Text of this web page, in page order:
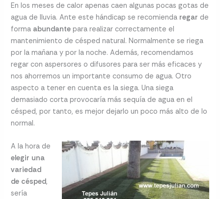
En los meses de calor apenas caen algunas pocas gotas de
agua de lluvia. Ante este hándicap se recomienda regar de
forma abundante para realizar correctamente el
mantenimiento de césped natural. Normalmente se riega
por la mañana y por la noche. Además, recomendamos
regar con aspersores o difusores para ser más eficaces y
nos ahorremos un importante consumo de agua. Otro
aspecto a tener en cuenta es la siega. Una siega
demasiado corta provocaría más sequía de agua en el
césped, por tanto, es mejor dejarlo un poco más alto de lo
normal.
A la hora de
elegir una
variedad
de césped,
sería